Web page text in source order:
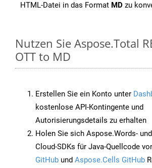
HTML-Datei in das Format MD zu
Nutzen Sie Aspose.Total
OTT to MD
Erstellen Sie ein Konto unter
kostenlose API-Kontingente und
Autorisierungsdetails zu erhalten
Holen Sie sich Aspose.Words-
Cloud-SDKs für Java-Quellcode
GitHub und Aspose.Cells GitHub